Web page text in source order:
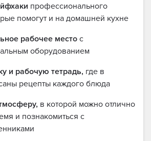
профессионального
помогут и на домашней кухне
рабочее место с
оборудованием
и рабочую тетрадь, где в
рецепты каждого блюда
в которой можно отлично
и познакомиться с